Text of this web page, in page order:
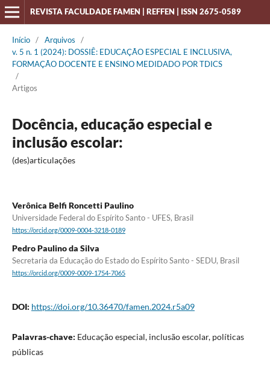
REVISTA FACULDADE FAMEN | REFFEN | ISSN 2675-0589
Início / Arquivos
/
v. 5 n. 1 (2024): DOSSIÊ: EDUCAÇÃO ESPECIAL E INCLUSIVA,
FORMAÇÃO DOCENTE E ENSINO MEDIDADO POR TDICS
/
Artigos
Docência, educação especial e
inclusão escolar:
(des)articulações
Verônica Belfi Roncetti Paulino
Universidade Federal do Espírito Santo - UFES, Brasil
https://orcid.org/0009-0004-3218-0189
Pedro Paulino da Silva
Secretaria da Educação do Estado do Espírito Santo - SEDU, Brasil
https://orcid.org/0009-0009-1754-7065
DOI: https://doi.org/10.36470/famen.2024.r5a09
Palavras-chave: Educação especial, inclusão escolar, políticas
públicas